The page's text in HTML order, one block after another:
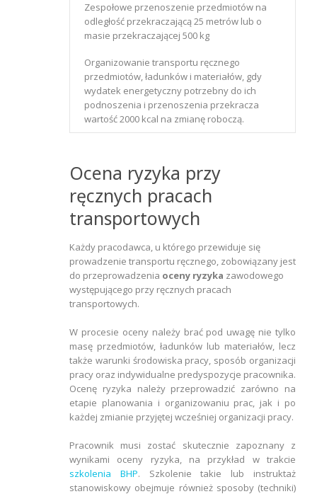
Zespołowe przenoszenie przedmiotów na
odległość przekraczającą 25 metrów lub o
masie przekraczającej 500 kg
Organizowanie transportu ręcznego
przedmiotów, ładunków i materiałów, gdy
wydatek energetyczny potrzebny do ich
podnoszenia i przenoszenia przekracza
wartość 2000 kcal na zmianę roboczą.
Ocena ryzyka przy
ręcznych pracach
transportowych
Każdy pracodawca, u którego przewiduje się
prowadzenie transportu ręcznego, zobowiązany jest
do przeprowadzenia oceny ryzyka zawodowego
występującego przy ręcznych pracach
transportowych.
W procesie oceny należy brać pod uwagę nie tylko
masę przedmiotów, ładunków lub materiałów, lecz
także warunki środowiska pracy, sposób organizacji
pracy oraz indywidualne predyspozycje pracownika.
Ocenę ryzyka należy przeprowadzić zarówno na
etapie planowania i organizowaniu prac, jak i po
każdej zmianie przyjętej wcześniej organizacji pracy.
Pracownik musi zostać skutecznie zapoznany z
wynikami oceny ryzyka, na przykład w trakcie
szkolenia BHP. Szkolenie takie lub instruktaż
stanowiskowy obejmuje również sposoby (techniki)